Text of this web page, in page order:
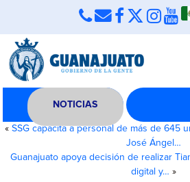
NOTICIAS
« SSG capacita a personal de más de 645
José Ángel…
Guanajuato apoya decisión de realizar
digital y… »